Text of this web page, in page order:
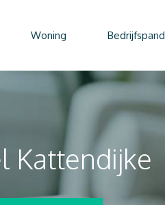
Woning Bedrijfspand
Kattendijke